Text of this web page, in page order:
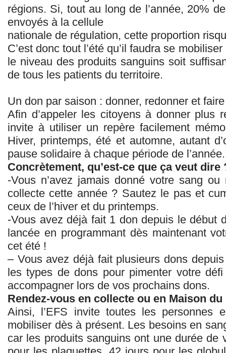
régions. Si, tout au long de l’année, 20%
envoyés à la cellule
nationale de régulation, cette proportion
C’est donc tout l’été qu’il faudra se
le niveau des produits sanguins soit
de tous les patients du territoire.
Un don par saison : donner, redonner et
Afin d’appeler les citoyens à donner plus
invite à utiliser un repère facilement
Hiver, printemps, été et automne, autant
pause solidaire à chaque période de l’année.
Concrètement, qu’est-ce que ça veut dire
-Vous n’avez jamais donné votre sang
collecte cette année ? Sautez le pas et
ceux de l’hiver et du printemps.
-Vous avez déjà fait 1 don depuis le début
lancée en programmant dès maintenant
cet été !
– Vous avez déjà fait plusieurs dons
les types de dons pour pimenter votre
accompagner lors de vos prochains dons.
Rendez-vous en collecte ou en Maison du
Ainsi, l’EFS invite toutes les personnes
mobiliser dès à présent. Les besoins en
car les produits sanguins ont une durée de